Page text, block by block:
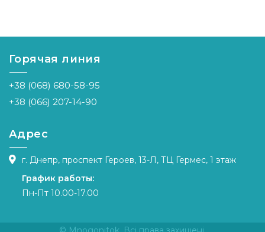
Горячая линия
+38 (068) 680-58-95
+38 (066) 207-14-90
Адрес
г. Днепр, проспект Героев, 13-Л, ТЦ Гермес, 1 этаж
График работы:
Пн-Пт 10.00-17.00